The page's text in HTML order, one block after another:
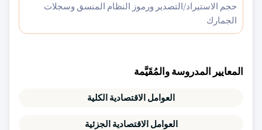
حجم الاستيراد/التصدير ورموز النظام المنسق وسجلات
الجمارك
المعايير المدروسة والمُقَيَّمة
العوامل الاقتصادية الكلية
العوامل الاقتصادية الجزئية